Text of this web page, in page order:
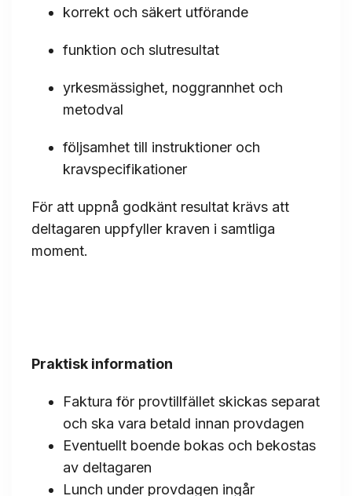
korrekt och säkert utförande
funktion och slutresultat
yrkesmässighet, noggrannhet och
metodval
följsamhet till instruktioner och
kravspecifikationer
För att uppnå godkänt resultat krävs att
deltagaren uppfyller kraven i samtliga
moment.
Praktisk information
Faktura för provtillfället skickas separat
och ska vara betald innan provdagen
Eventuellt boende bokas och bekostas
av deltagaren
Lunch under provdagen ingår